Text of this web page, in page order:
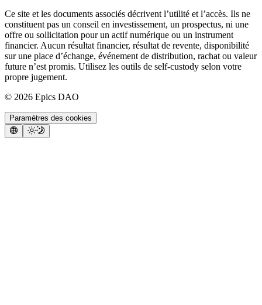
Ce site et les documents associés décrivent l’utilité et l’accès. Ils ne
constituent pas un conseil en investissement, un prospectus, ni une
offre ou sollicitation pour un actif numérique ou un instrument
financier. Aucun résultat financier, résultat de revente, disponibilité
sur une place d’échange, événement de distribution, rachat ou valeur
future n’est promis. Utilisez les outils de self-custody selon votre
propre jugement.
© 2026 Epics DAO
Paramètres des cookies